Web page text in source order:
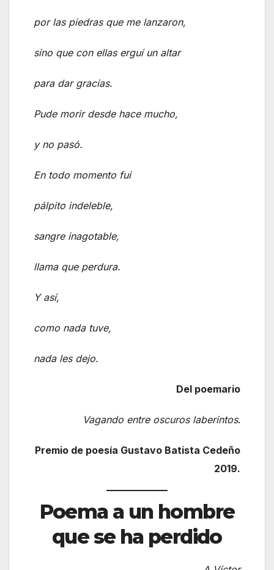
por las piedras que me lanzaron,
sino que con ellas erguí un altar
para dar gracias.
Pude morir desde hace mucho,
y no pasó.
En todo momento fui
pálpito indeleble,
sangre inagotable,
llama que perdura.
Y así,
como nada tuve,
nada les dejo.
Del poemario
Vagando entre oscuros laberintos.
Premio de poesía Gustavo Batista Cedeño
2019.
Poema a un hombre
que se ha perdido